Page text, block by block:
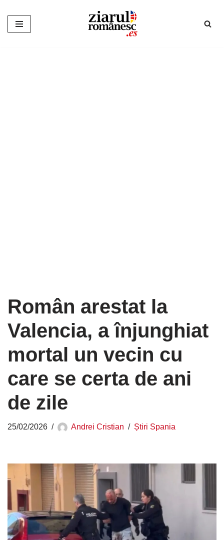
Sari
Român arestat la
Valencia, a înjunghiat
mortal un vecin cu
care se certa de ani
de zile
25/02/2026 Andrei Cristian Știri Spania